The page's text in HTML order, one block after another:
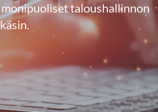
taloushallinnon